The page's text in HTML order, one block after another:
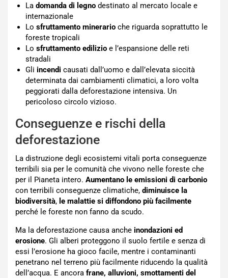
La domanda di legno destinato al mercato locale e
internazionale
Lo sfruttamento minerario che riguarda soprattutto le
foreste tropicali
Lo sfruttamento edilizio e l’espansione delle reti
stradali
Gli incendi causati dall’uomo e dall’elevata siccità
determinata dai cambiamenti climatici, a loro volta
peggiorati dalla deforestazione intensiva. Un
pericoloso circolo vizioso.
Conseguenze e rischi della
deforestazione
La distruzione degli ecosistemi vitali porta conseguenze
terribili sia per le comunità che vivono nelle foreste che
per il Pianeta intero. Aumentano le emissioni di carbonio
con terribili conseguenze climatiche, diminuisce la
biodiversità, le malattie si diffondono più facilmente
perché le foreste non fanno da scudo.
Ma la deforestazione causa anche inondazioni ed
erosione. Gli alberi proteggono il suolo fertile e senza di
essi l’erosione ha gioco facile, mentre i contaminanti
penetrano nel terreno più facilmente riducendo la qualità
dell’acqua. E ancora frane, alluvioni, smottamenti del